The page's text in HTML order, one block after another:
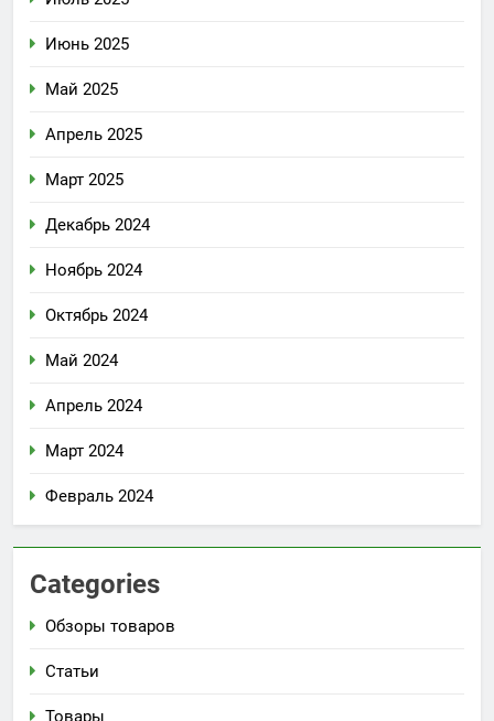
Июнь 2025
Май 2025
Апрель 2025
Март 2025
Декабрь 2024
Ноябрь 2024
Октябрь 2024
Май 2024
Апрель 2024
Март 2024
Февраль 2024
Categories
Обзоры товаров
Статьи
Товары